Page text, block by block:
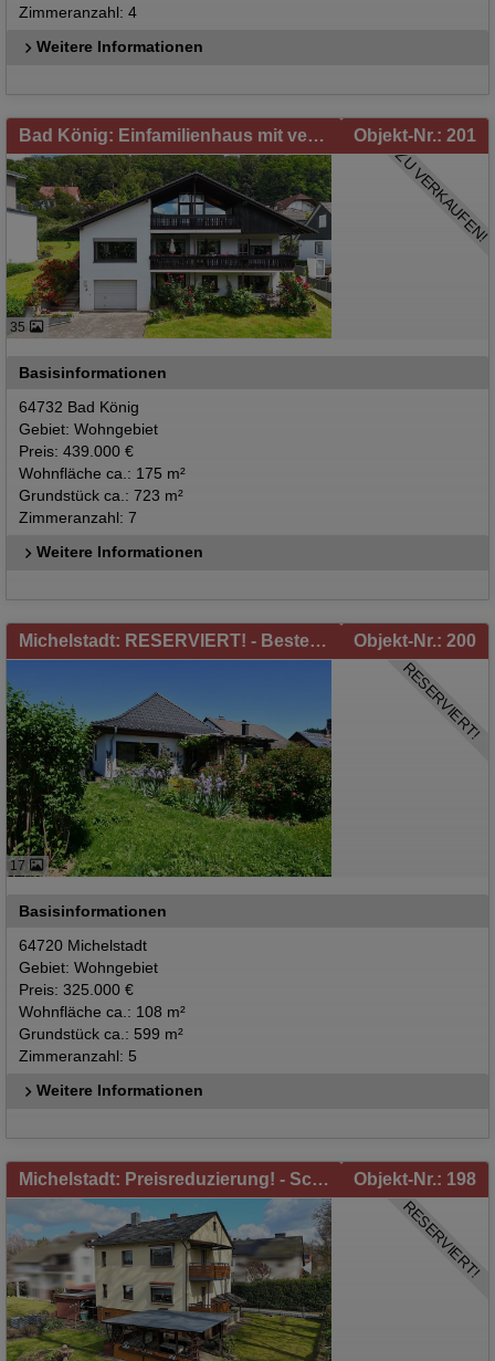
Zimmeranzahl: 4
Weitere Informationen
Bad König: Einfamilienhaus mit vermieteter Einliegerwohnung in Bad König zu verkaufen! Objekt-Nr.: 201
35
ZU VERKAUFEN!
Basisinformationen
64732 Bad König
Gebiet: Wohngebiet
Preis: 439.000 €
Wohnfläche ca.: 175 m²
Grundstück ca.: 723 m²
Zimmeranzahl: 7
Weitere Informationen
Michelstadt: RESERVIERT! - Beste Wohnlage! Einfamilienhaus mit schönem Garten in Michelstadt zu verkaufen! Objekt-Nr.: 200
17
RESERVIERT!
Basisinformationen
64720 Michelstadt
Gebiet: Wohngebiet
Preis: 325.000 €
Wohnfläche ca.: 108 m²
Grundstück ca.: 599 m²
Zimmeranzahl: 5
Weitere Informationen
Michelstadt: Preisreduzierung! - Schönes Einfamilienhaus mit Einliegerwohnung in Michelstadt zu verkaufen! Objekt-Nr.: 198
RESERVIERT!